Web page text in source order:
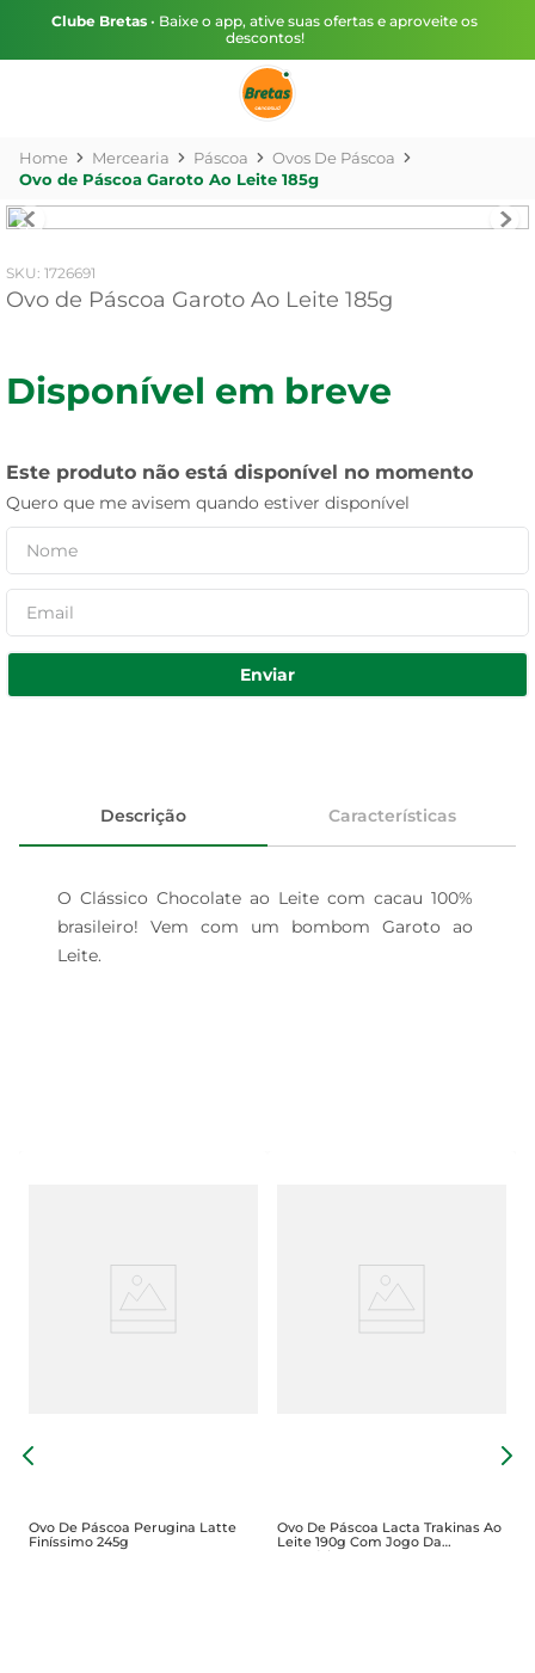
Clube Bretas • Baixe o app, ative suas ofertas e aproveite os
descontos!
Mercearia Páscoa
Ovos De Páscoa
Ovo de Páscoa Garoto Ao Leite 185g
: 1726691
Ovo de Páscoa Garoto Ao Leite 185g
Disponível em breve
Este produto não está disponível no momento
Quero que me avisem quando estiver disponível
Enviar
Descrição Características
O Clássico Chocolate ao Leite com cacau 100%
brasileiro! Vem com um bombom Garoto ao
Leite.
Ovo De Páscoa Perugina Latte
Finíssimo 245g
Ovo De Páscoa Lacta Trakinas Ao
Leite 190g Com Jogo Da
Memória